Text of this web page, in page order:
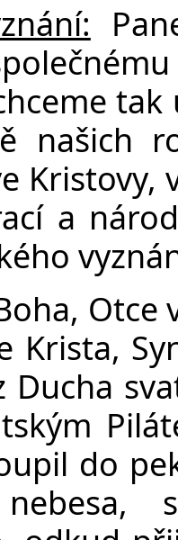
našich
Kristovy,
a
Krista,
Ducha
do